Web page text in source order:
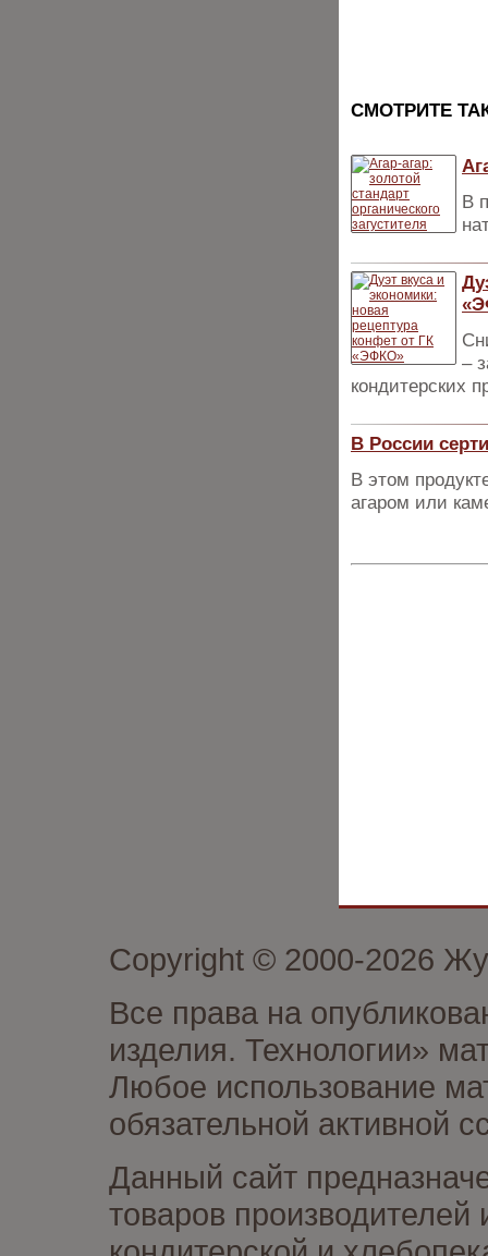
CМОТРИТЕ
В
–
кондитерских
В России
В этом
агаром или
Copyright © 2000-2026
Все права на
изделия. Технологии»
Любое использование
обязательной активной
Данный сайт
товаров